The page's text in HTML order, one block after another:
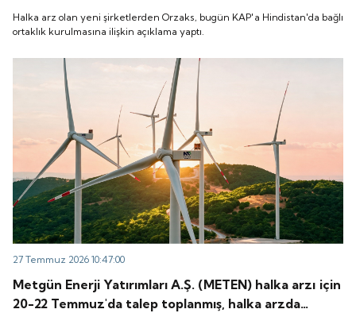
açıklama yaptı.
Halka arz olan yeni şirketlerden Orzaks, bugün KAP'a Hindistan'da bağlı
ortaklık kurulmasına ilişkin açıklama yaptı.
27 Temmuz 2026 10:47:00
Metgün Enerji Yatırımları A.Ş. (METEN) halka arzı için
20-22 Temmuz'da talep toplanmış, halka arzda